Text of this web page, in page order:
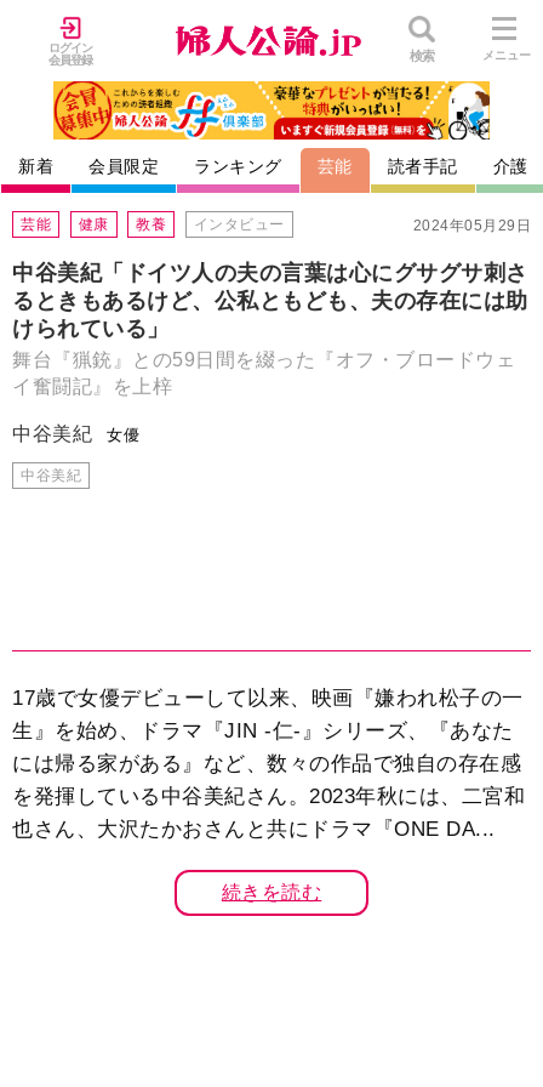
ログイン
会員登録
検索 メニュー
新着 会員限定 ランキング 芸能 読者手記 介護
2024年05月29日
芸能 健康 教養 インタビュー
中谷美紀「ドイツ人の夫の言葉は心にグサグサ刺さ
るときもあるけど、公私ともども、夫の存在には助
けられている」
舞台『猟銃』との59日間を綴った『オフ・ブロードウェ
イ奮闘記』を上梓
中谷美紀 女優
中谷美紀
17歳で女優デビューして以来、映画『嫌われ松子の一
生』を始め、ドラマ『JIN -仁-』シリーズ、『あなた
には帰る家がある』など、数々の作品で独自の存在感
を発揮している中谷美紀さん。2023年秋には、二宮和
也さん、大沢たかおさんと共にドラマ『ONE DA...
続きを読む